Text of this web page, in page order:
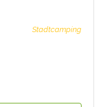
Stadtcamping